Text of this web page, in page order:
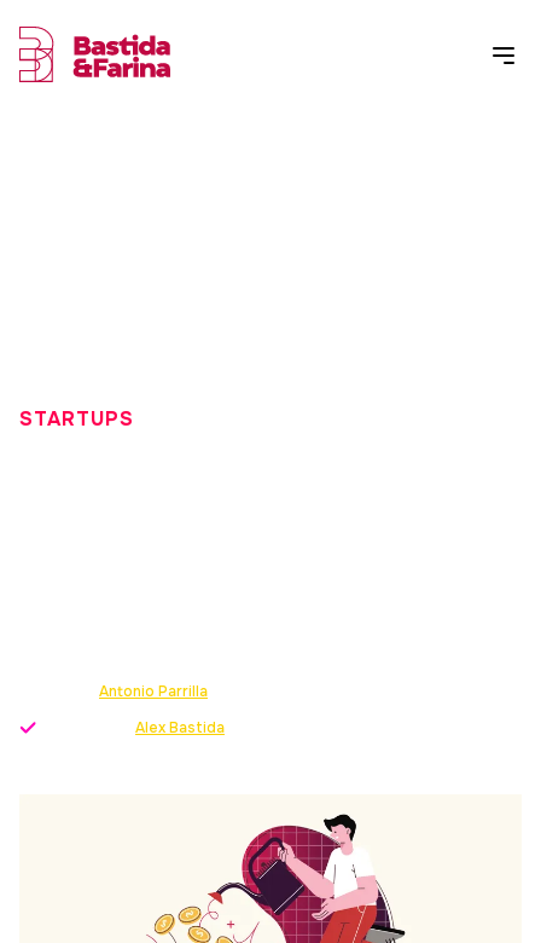
STARTUPS
Antonio Parrilla
Alex Bastida